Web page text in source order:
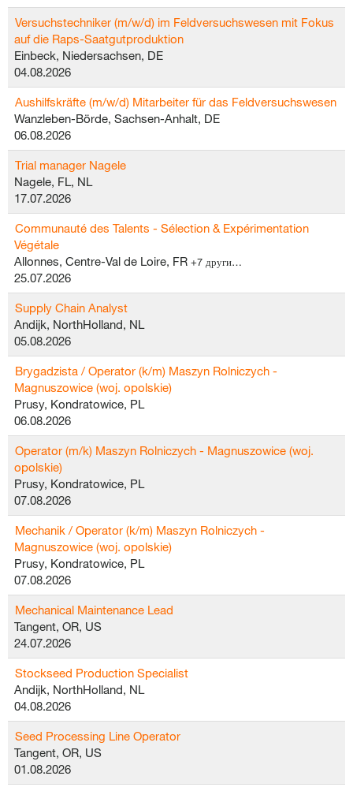
Versuchstechniker (m/w/d) im Feldversuchswesen mit Fokus
auf die Raps-Saatgutproduktion
Einbeck, Niedersachsen, DE
04.08.2026
Aushilfskräfte (m/w/d) Mitarbeiter für das Feldversuchswesen
Wanzleben-Börde, Sachsen-Anhalt, DE
06.08.2026
Trial manager Nagele
Nagele, FL, NL
17.07.2026
Communauté des Talents - Sélection & Expérimentation
Végétale
Allonnes, Centre-Val de Loire, FR +7 други…
25.07.2026
Supply Chain Analyst
Andijk, NorthHolland, NL
05.08.2026
Brygadzista / Operator (k/m) Maszyn Rolniczych -
Magnuszowice (woj. opolskie)
Prusy, Kondratowice, PL
06.08.2026
Operator (m/k) Maszyn Rolniczych - Magnuszowice (woj.
opolskie)
Prusy, Kondratowice, PL
07.08.2026
Mechanik / Operator (k/m) Maszyn Rolniczych -
Magnuszowice (woj. opolskie)
Prusy, Kondratowice, PL
07.08.2026
Mechanical Maintenance Lead
Tangent, OR, US
24.07.2026
Stockseed Production Specialist
Andijk, NorthHolland, NL
04.08.2026
Seed Processing Line Operator
Tangent, OR, US
01.08.2026